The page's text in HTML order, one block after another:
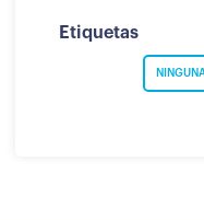
Etiquetas